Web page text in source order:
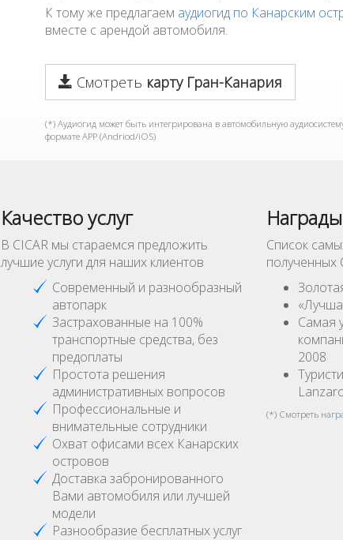
К тому же предлагаем аудиогид по Канарским
вместе с арендой автомобиля.
Смотреть карту Гран-Канария
(*) Аудиогид может быть интегрирована в автомобильную
формате APP (Andriod/iOS)
Качество услуг
В CICAR мы стараемся предложить
лучшие услуги для наших клиентов
Современный и разнообразный
автопарк
Застрахованные на 100%
транспортные средства, без
предоплаты
Простота решения
административных вопросов
Профессиональные и
внимательные сотрудники
Охват офисами всех Канарских
островов
Доставка забронированного
Вами автомобиля или лучшей
модели
Разнообразие бесплатных услуг
Награды
Список
полученных
Самая
2008
(*) Смотреть